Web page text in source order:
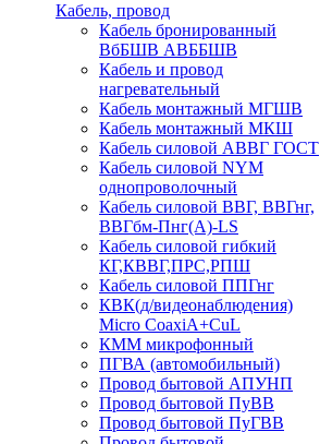
Кабель, провод
Кабель бронированный
ВбБШВ АВББШВ
Кабель и провод
нагревательный
Кабель монтажный МГШВ
Кабель монтажный МКШ
Кабель силовой АВВГ ГОСТ
Кабель силовой NYM
однопроволочный
Кабель силовой ВВГ, ВВГнг,
ВВГбм-Пнг(А)-LS
Кабель силовой гибкий
КГ,КВВГ,ПРС,РПШ
Кабель силовой ППГнг
КВК(д/видеонаблюдения)
Micro CoaxiA+CuL
КММ микрофонный
ПГВА (автомобильный)
Провод бытовой АПУНП
Провод бытовой ПуВВ
Провод бытовой ПуГВВ